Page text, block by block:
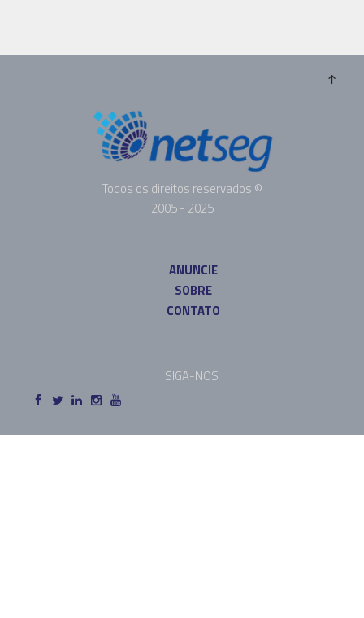
Todos os direitos reservados ©
2005 - 2025
ANUNCIE
SOBRE
CONTATO
SIGA-NOS